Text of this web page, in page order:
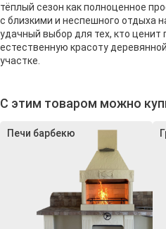
тёплый сезон как полноценное
с близкими и неспешного отдыха
удачный выбор для тех, кто
естественную красоту
участке.
С этим товаром можно
Печи барбекю